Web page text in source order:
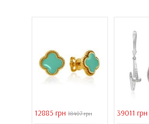
12885 грн 18407 грн 39011 грн